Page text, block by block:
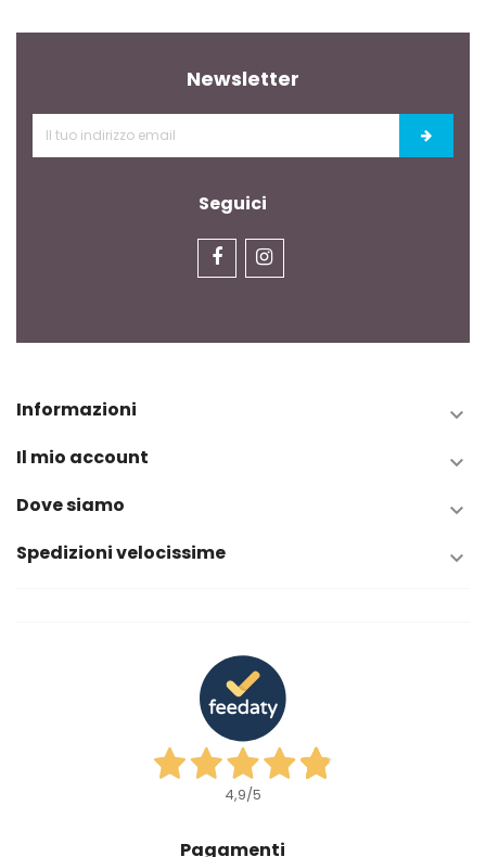
Newsletter
Seguici
Informazioni 
Il mio account 
Dove siamo 
Spedizioni velocissime 
4,9/5
Pagamenti